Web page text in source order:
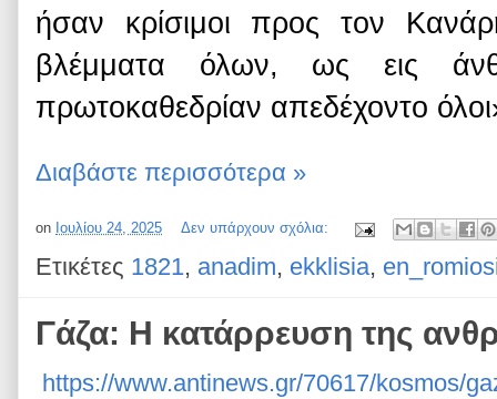
ήσαν κρίσιμοι προς τον
βλέμματα όλων, ως εις
πρωτοκαθεδρίαν απεδέχοντο
Διαβάστε περισσότερα »
on Ιουλίου 24, 2025 Δεν υπάρχουν σχόλια:
Ετικέτες 1821, anadim, ekklisia,
Γάζα: Η κατάρρευση της
https://www.antinews.gr/70617/kosmos/